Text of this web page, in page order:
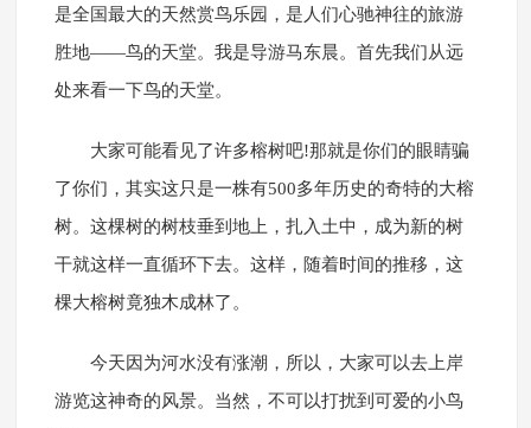
是全国最大的天然赏鸟乐园，是人们心驰神往的旅游
胜地――鸟的天堂。我是导游马东晨。首先我们从远
处来看一下鸟的天堂。
大家可能看见了许多榕树吧!那就是你们的眼睛骗
了你们，其实这只是一株有500多年历史的奇特的大榕
树。这棵树的树枝垂到地上，扎入土中，成为新的树
干就这样一直循环下去。这样，随着时间的推移，这
棵大榕树竟独木成林了。
今天因为河水没有涨潮，所以，大家可以去上岸
游览这神奇的风景。当然，不可以打扰到可爱的小鸟